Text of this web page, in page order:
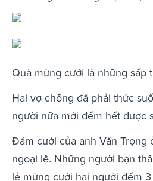
Quà mừng cưới là những sấp
Hai vợ chồng đã phải thức
người nữa mới đếm hết được
Đám cưới của anh Văn Trọng
ngoại lệ. Những người bạn
lẻ mừng cưới hai người đếm